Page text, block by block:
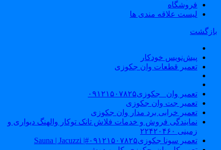
فروشگاه
لیست علاقه مندی ها
پیش‌نویس خودکار
تعمیر قطعات وان جکوزی
تعمیر وان _جکوزی۰۹۱۲۱۵۰۷۸۲۵
تعمیر جت وان جکوزی
تعمیر خرابی برد مدار وان جکوزی
نمایندگی فروش و خدمات فلاش تانک توکار والهنگ دیواری و
زمینی ۲۲۴۲۰۴۶۰
تعمیر سونا جکوزی۰۹۱۲۱۵۰۷۸۲۵#| Sauna | Jacuzzi